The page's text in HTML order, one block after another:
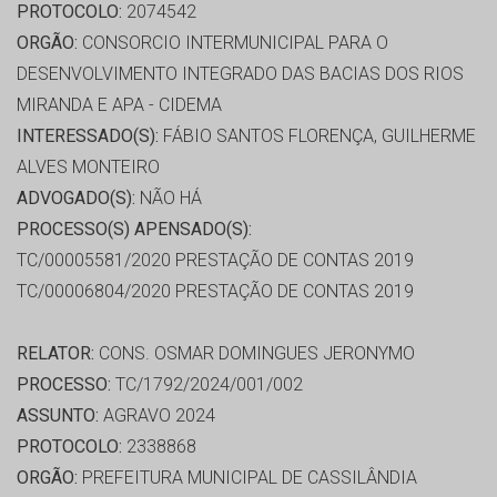
PROTOCOLO: 2074542
ORGÃO: CONSORCIO INTERMUNICIPAL PARA O
DESENVOLVIMENTO INTEGRADO DAS BACIAS DOS RIOS
MIRANDA E APA - CIDEMA
INTERESSADO(S): FÁBIO SANTOS FLORENÇA, GUILHERME
ALVES MONTEIRO
ADVOGADO(S): NÃO HÁ
PROCESSO(S) APENSADO(S):
TC/00005581/2020 PRESTAÇÃO DE CONTAS 2019
TC/00006804/2020 PRESTAÇÃO DE CONTAS 2019
RELATOR: CONS. OSMAR DOMINGUES JERONYMO
PROCESSO: TC/1792/2024/001/002
ASSUNTO: AGRAVO 2024
PROTOCOLO: 2338868
ORGÃO: PREFEITURA MUNICIPAL DE CASSILÂNDIA